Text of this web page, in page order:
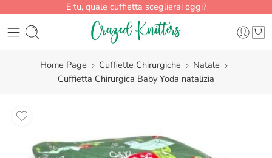
E tu, quale cuffietta sceglierai oggi?
Home Page Cuffiette Chirurgiche
Natale
Cuffietta Chirurgica Baby Yoda natalizia